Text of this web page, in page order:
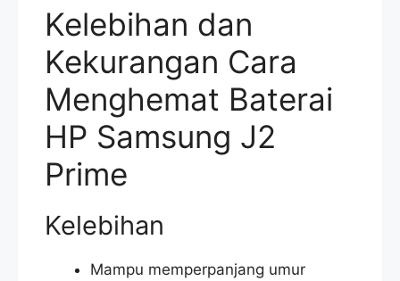
Kelebihan dan
Kekurangan Cara
Menghemat Baterai
HP Samsung J2
Prime
Kelebihan
Mampu memperpanjang umur